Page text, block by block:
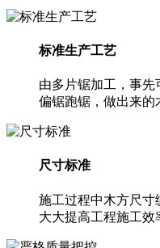
标准生产工艺
由多片锯加工，事
偏锯跑锯，做出来的
尺寸标准
施工过程中木方尺寸
大大提高工程施工效